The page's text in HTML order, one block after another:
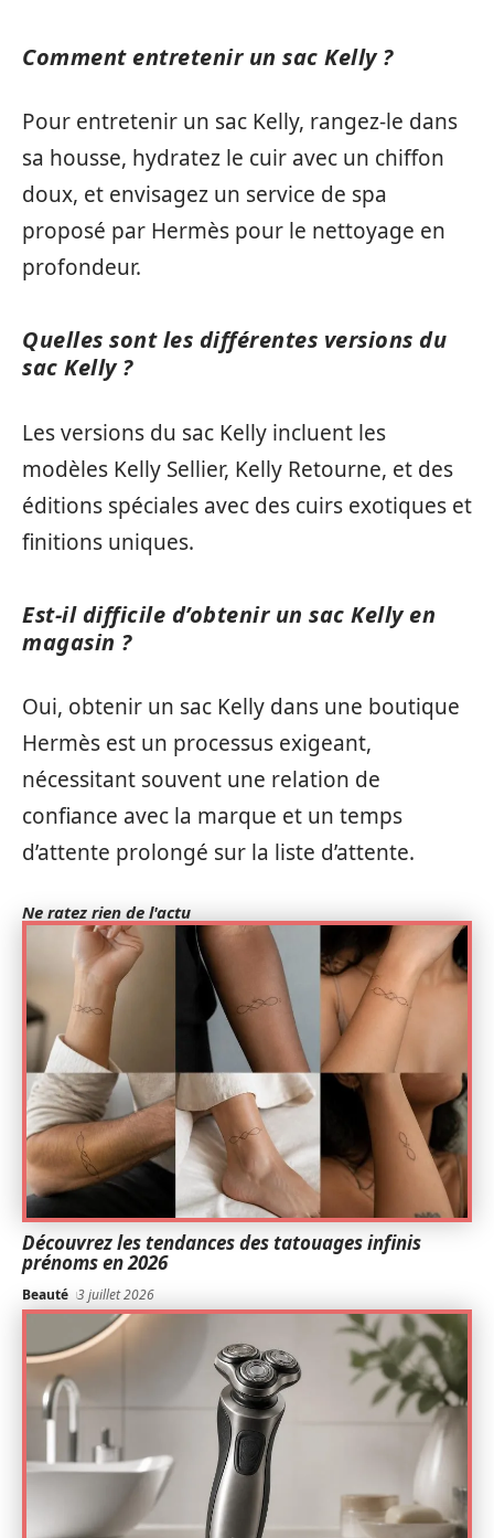
Comment entretenir un sac Kelly ?
Pour entretenir un sac Kelly, rangez-le dans
sa housse, hydratez le cuir avec un chiffon
doux, et envisagez un service de spa
proposé par Hermès pour le nettoyage en
profondeur.
Quelles sont les différentes versions du
sac Kelly ?
Les versions du sac Kelly incluent les
modèles Kelly Sellier, Kelly Retourne, et des
éditions spéciales avec des cuirs exotiques et
finitions uniques.
Est-il difficile d’obtenir un sac Kelly en
magasin ?
Oui, obtenir un sac Kelly dans une boutique
Hermès est un processus exigeant,
nécessitant souvent une relation de
confiance avec la marque et un temps
d’attente prolongé sur la liste d’attente.
Ne ratez rien de l'actu
Découvrez les tendances des tatouages infinis
prénoms en 2026
Beauté 3 juillet 2026